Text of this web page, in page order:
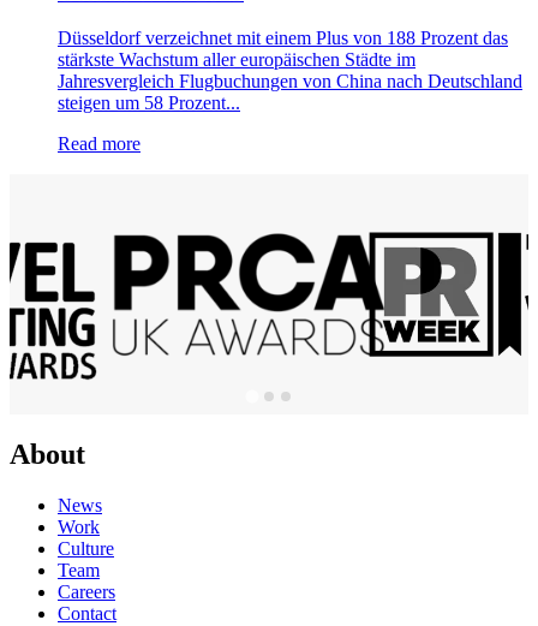
Düsseldorf verzeichnet mit einem Plus von 188 Prozent das
stärkste Wachstum aller europäischen Städte im
Jahresvergleich Flugbuchungen von China nach Deutschland
steigen um 58 Prozent...
Read more
About
News
Work
Culture
Team
Careers
Contact